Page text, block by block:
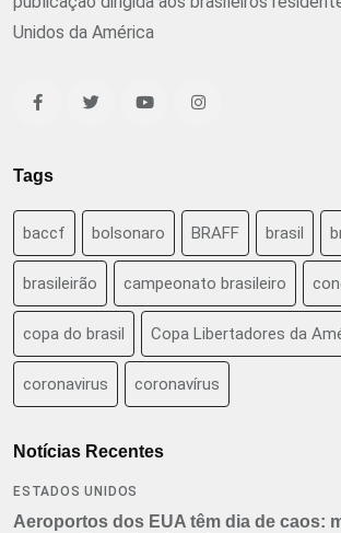
Unidos da América
Tags
baccf bolsonaro BRAFF brasil
brasileirão campeonato brasileiro
copa do brasil Copa Libertadores da
coronavirus coronavírus
Notícias Recentes
ESTADOS UNIDOS
Aeroportos dos EUA têm dia de caos: